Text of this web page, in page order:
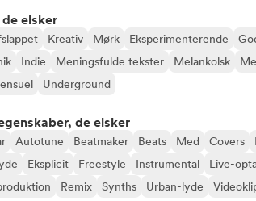
elsker
Kreativ Mørk Eksperimenterende
Indie Meningsfulde tekster Melankolsk
Underground
de elsker
Autotune Beatmaker Beats Med Covers
Eksplicit Freestyle Instrumental Live-
Remix Synths Urban-lyde